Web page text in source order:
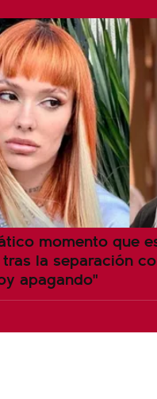
momento que
tras la separación
apagando"